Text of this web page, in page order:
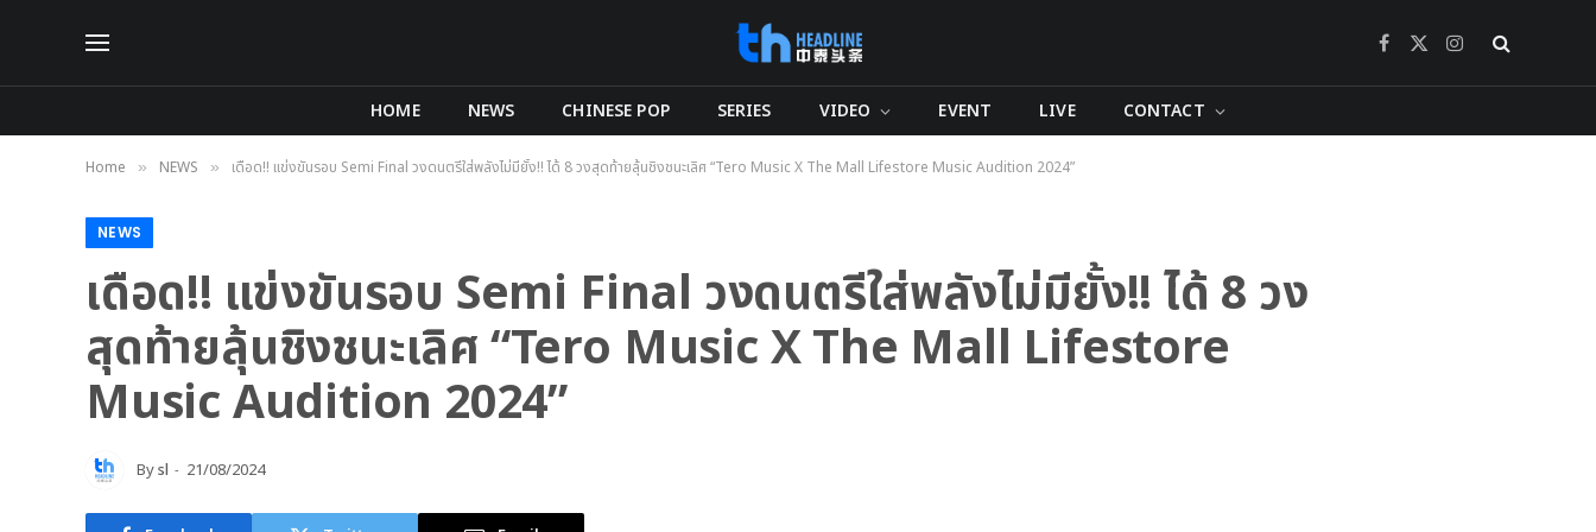
Facebook
X
Instagram
HOME NEWS CHINESE POP SERIES VIDEO EVENT LIVE CONTACT
Home » NEWS » เดือด!! แข่งขันรอบ Semi Final วงดนตรีใส่พลังไม่มียั้ง!! ได้ 8 วงสุดท้ายลุ้นชิงชนะเลิศ “Tero Music X The Mall Lifestore Music Audition 2024”
NEWS
เดือด!! แข่งขันรอบ Semi Final วงดนตรีใส่พลังไม่มียั้ง!! ได้ 8 วง
สุดท้ายลุ้นชิงชนะเลิศ “Tero Music X The Mall Lifestore
Music Audition 2024”
Bysl 21/08/2024